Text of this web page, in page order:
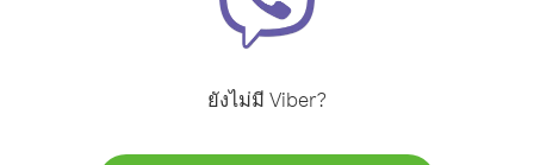
ยังไม่มี Viber?